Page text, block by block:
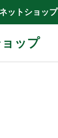
ットショップ
ップ
て